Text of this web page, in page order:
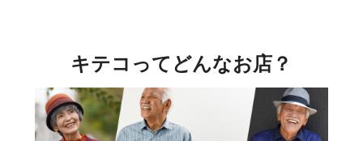
キテコってどんなお店？